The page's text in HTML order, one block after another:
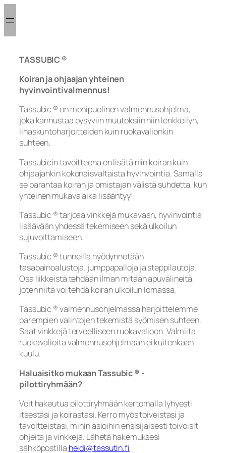
sisältöön
TASSUBIC ®
Koiran ja ohjaajan yhteinen
hyvinvointivalmennus!
Tassubic ® on monipuolinen valmennusohjelma,
joka kannustaa pysyviin muutoksiin niin lenkkeilyn,
lihaskuntoharjoitteiden kuin ruokavalionkin
suhteen.
Tassubicin tavoitteena on lisätä niin koiran kuin
ohjaajankin kokonaisvaltaista hyvinvointia. Samalla
se parantaa koiran ja omistajan välistä suhdetta, kun
yhteinen mukava aika lisääntyy!
Tassubic ® tarjoaa vinkkejä mukavaan, hyvinvointia
lisäävään yhdessä tekemiseen sekä ulkoilun
sujuvoittamiseen.
Tassubic ® tunneilla hyödynnetään
tasapainoalustoja. jumppapalloja ja steppilautoja.
Osa liikkeistä tehdään ilman mitään apuvälineitä,
joten niitä voi tehdä koiran ulkoilun lomassa.
Tassubic ® valmennusohjelmassa harjoittelemme
parempien valintojen tekemistä syömisen suhteen.
Saat vinkkejä terveelliseen ruokavalioon. Valmiita
ruokavalioita valmennusohjelmaan ei kuitenkaan
kuulu.
Haluaisitko mukaan Tassubic ® -
pilottiryhmään?
Voit hakeutua pilottiryhmään kertomalla lyhyesti
itsestäsi ja koirastasi. Kerro myös toiveistasi ja
tavoitteistasi, mihin asioihin ensisijaisesti toivoisit
ohjeita ja vinkkejä. Lähetä hakemuksesi
sähköpostilla heidi@tassutin.fi